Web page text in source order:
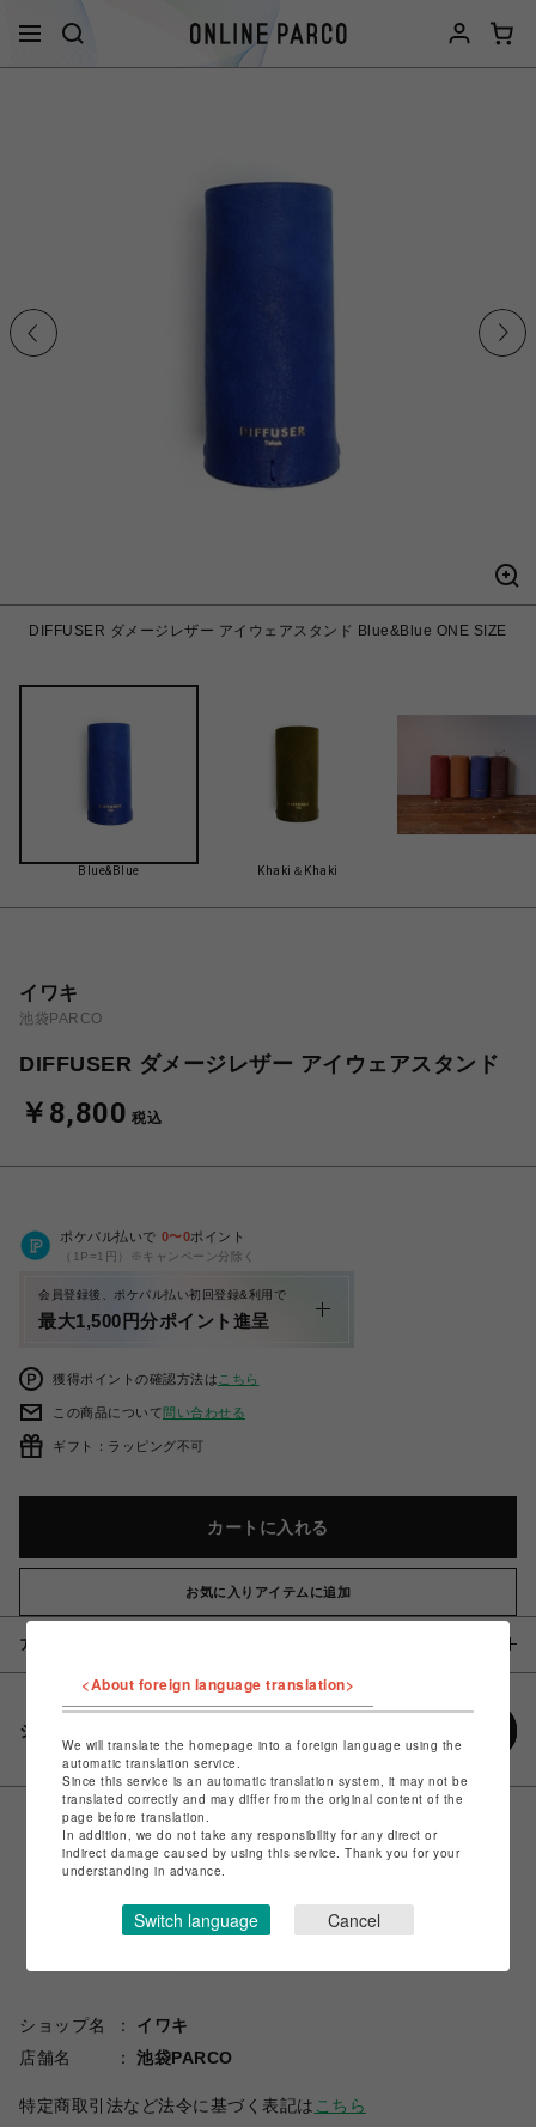
DIFFUSER ダメージレザー アイウェアスタンド Blue&Blue ONE SIZE
Blue&Blue Khaki＆Khaki
イワキ
池袋PARCO
DIFFUSER ダメージレザー アイウェアスタンド
￥8,800 税込
ポケパル払いで 0〜0ポイント
（1P=1円）※キャンペーン分除く
会員登録後、ポケパル払い初回登録&利用で
最大1,500円分ポイント進呈
獲得ポイントの確認方法は こちら
この商品について問い合わせる
ギフト：ラッピング不可
カートに入れる
お気に入りアイテムに追加
アイテム説明 / 素材
シェアする
ショップ名
イワキ
店舗名
池袋PARCO
特定商取引法など法令に基づく表記は こちら
<About foreign language translation>
We will translate the homepage into a foreign language using the
automatic translation service.
Since this service is an automatic translation system, it may not be
translated correctly and may differ from the original content of the
page before translation.
In addition, we do not take any responsibility for any direct or
indirect damage caused by using this service. Thank you for your
understanding in advance.
Switch language Cancel